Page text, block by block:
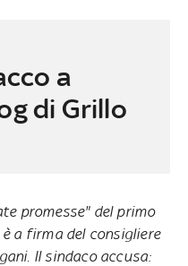
a
di Grillo
promesse" del primo
a firma del consigliere
Il sindaco accusa: